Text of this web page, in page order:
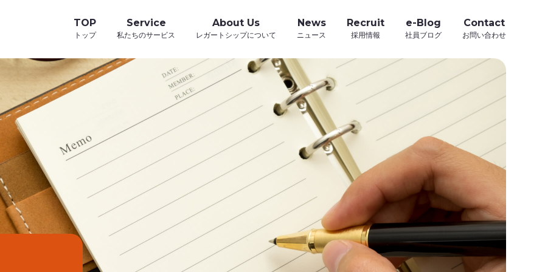
TOP Service About Us News Recruit e-Blog Contact